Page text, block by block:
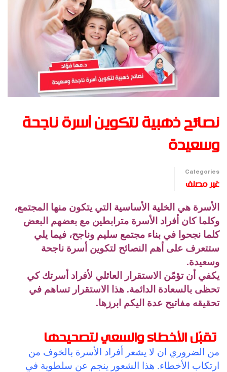
نصائح ذهبية لتكوين أسرة ناجحة
وسعيدة
Categories
غير مصنف
الأسرة هي الخلية الأساسية التي يتكون منها المجتمع،
وكلما كان أفراد الأسرة مترابطين مع بعضهم البعض
كلما نجحوا في بناء مجتمع سليم وناجح، فيما يلي
ستتعرف على أهم النصائح لتكوين أسرة ناجحة
وسعيدة.
يكفي أن تؤمّن الاستقرار العائلي لأفراد أسرتك كي
تحظى بالسعادة الدائمة. هذا الاستقرار تساهم في
تحقيقه مفاتيح عدة اليكم ابرزها.
تقبّل الأخطاء والسعي لتصحيحها
من الضروري ان لا يشعر أفراد الأسرة بالخوف من
ارتكاب الأخطاء. هذا الشعور ينجم عن سلطوية في